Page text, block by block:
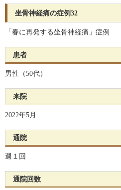
坐骨神経痛の症例32
「春に再発する坐骨神経痛」症例
患者
男性（50代）
来院
2022年5月
通院
週１回
通院回数